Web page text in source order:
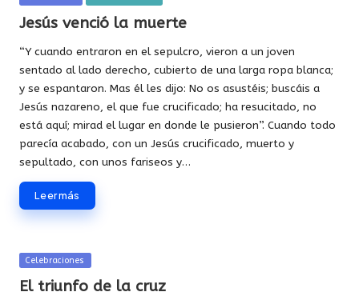
Jesús venció la muerte
“Y cuando entraron en el sepulcro, vieron a un joven
sentado al lado derecho, cubierto de una larga ropa blanca;
y se espantaron. Mas él les dijo: No os asustéis; buscáis a
Jesús nazareno, el que fue crucificado; ha resucitado, no
está aquí; mirad el lugar en donde le pusieron”. Cuando todo
parecía acabado, con un Jesús crucificado, muerto y
sepultado, con unos fariseos y…
Leer más
Publicada
Celebraciones
El triunfo de la cruz